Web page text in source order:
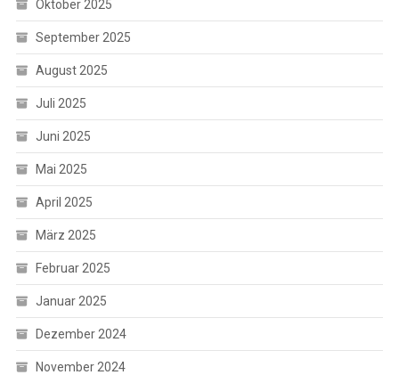
Oktober 2025
September 2025
August 2025
Juli 2025
Juni 2025
Mai 2025
April 2025
März 2025
Februar 2025
Januar 2025
Dezember 2024
November 2024